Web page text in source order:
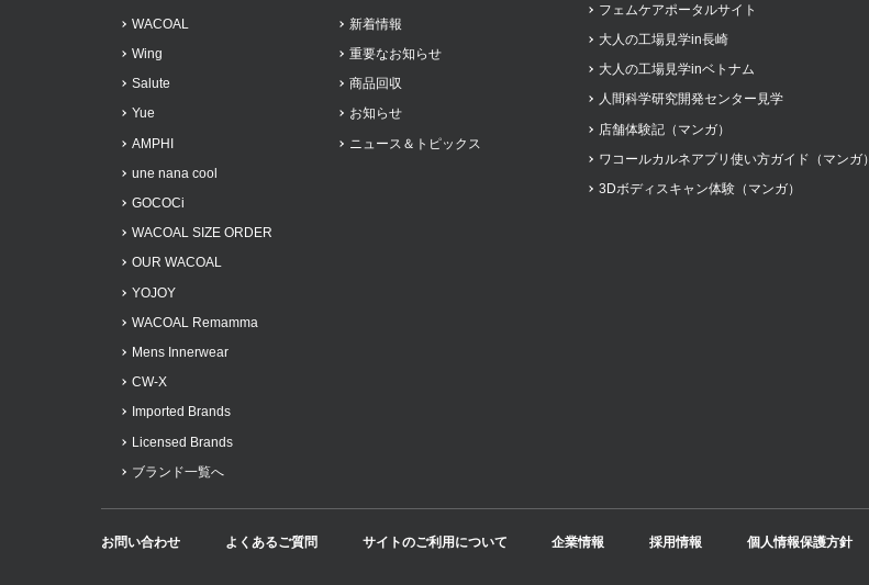
WACOAL
Wing
Salute
Yue
AMPHI
une nana cool
GOCOCi
WACOAL SIZE ORDER
OUR WACOAL
YOJOY
WACOAL Remamma
Mens Innerwear
CW-X
Imported Brands
Licensed Brands
ブランド一覧へ
新着情報
重要なお知らせ
商品回収
お知らせ
ニュース＆トピックス
フェムケアポータルサイト
大人の工場見学in長崎
大人の工場見学inベトナム
人間科学研究開発センター見学
店舗体験記（マンガ）
ワコールカルネアプリ使い方ガイド（マンガ）
3Dボディスキャン体験（マンガ）
お問い合わせ よくあるご質問 サイトのご利用について 企業情報 採用情報 個人情報保護方針